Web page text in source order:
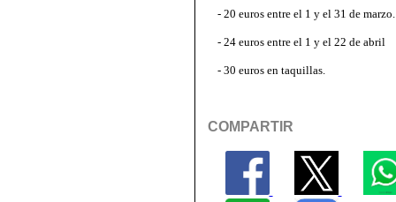
- 20 euros entre el 1 y el 31 de marzo.
- 24 euros entre el 1 y el 22 de abril
- 30 euros en taquillas.
COMPARTIR